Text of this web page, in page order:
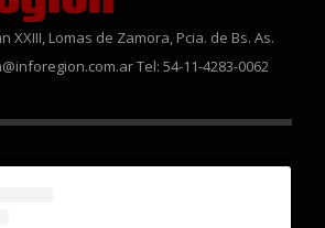
XXIII, Lomas de Zamora, Pcia. de Bs. As.
Tel: 54-11-4283-0062